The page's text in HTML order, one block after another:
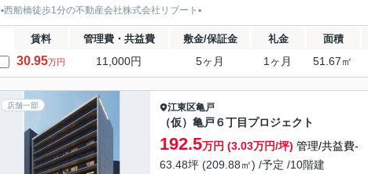
▪️西船橋徒歩1分の不動産会社株式会社リブート▪️
賃料 管理費・共益費 敷金/保証金 礼金 面積
30.95万円 11,000円 5ヶ月 1ヶ月 51.67㎡
店舗一部 江東区亀戸
（仮）亀戸６丁目プロジェクト
192.5万円 (3.03万円/坪) 管理/共益費-
63.48坪 (209.88㎡) /予定 /10階建